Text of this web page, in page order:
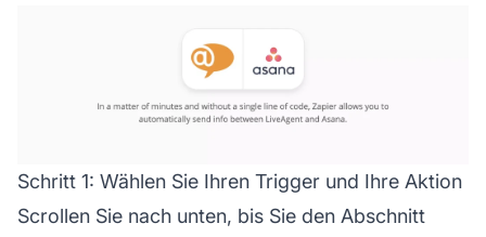
Schritt 1: Wählen Sie Ihren Trigger und Ihre Aktion
Scrollen Sie nach unten, bis Sie den Abschnitt